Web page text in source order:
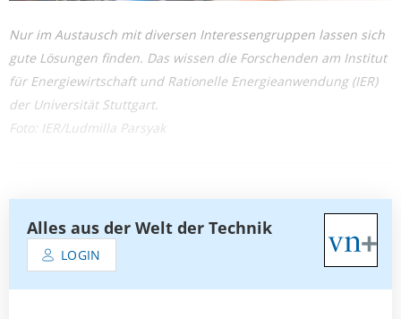
Nur im Austausch mit diversen Interessengruppen lassen sich
gute Lösungen finden. Das wissen die Forschenden am Institut
für Energiewirtschaft und Rationelle Energieanwendung (IER)
der Universität Stuttgart.
Foto: IER/Ludmilla Parsyak
Alles aus der Welt der Technik
LOGIN